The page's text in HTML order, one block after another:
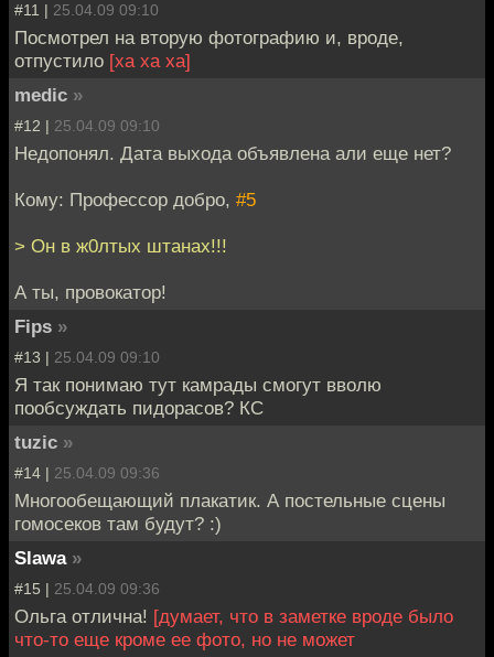
#11 | 25.04.09 09:10
Посмотрел на вторую фотографию и, вроде,
отпустило [ха ха ха]
medic »
#12 | 25.04.09 09:10
Недопонял. Дата выхода объявлена али еще нет?
Кому: Профессор добро, #5
> Он в ж0лтых штанах!!!
А ты, провокатор!
Fips »
#13 | 25.04.09 09:10
Я так понимаю тут камрады смогут вволю
пообсуждать пидорасов? КС
tuzic »
#14 | 25.04.09 09:36
Многообещающий плакатик. А постельные сцены
гомосеков там будут? :)
Slawa »
#15 | 25.04.09 09:36
Ольга отлична! [думает, что в заметке вроде было
что-то еще кроме ее фото, но не может